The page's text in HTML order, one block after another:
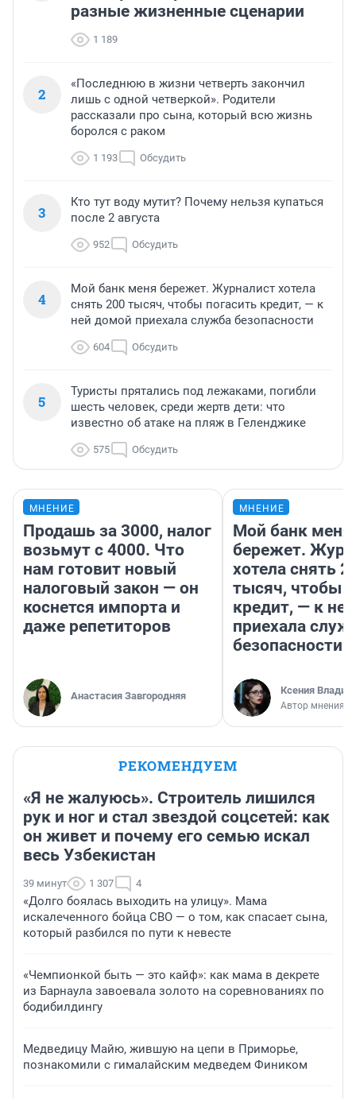
разные жизненные сценарии
1 189
2
«Последнюю в жизни четверть закончил
лишь с одной четверкой». Родители
рассказали про сына, который всю жизнь
боролся с раком
1 193 Обсудить
3
Кто тут воду мутит? Почему нельзя купаться
после 2 августа
952 Обсудить
4
Мой банк меня бережет. Журналист хотела
снять 200 тысяч, чтобы погасить кредит, — к
ней домой приехала служба безопасности
604 Обсудить
5
Туристы прятались под лежаками, погибли
шесть человек, среди жертв дети: что
известно об атаке на пляж в Геленджике
575 Обсудить
МНЕНИЕ
Продашь за 3000, налог
возьмут с 4000. Что
нам готовит новый
налоговый закон — он
коснется импорта и
даже репетиторов
Анастасия Завгородняя
МНЕНИЕ
Мой банк меня
бережет.
хотела снять
тысяч, чтобы
кредит, — к
приехала
безопасности
Ксения
Автор мнения
РЕКОМЕНДУЕМ
«Я не жалуюсь». Строитель лишился
рук и ног и стал звездой соцсетей: как
он живет и почему его семью искал
весь Узбекистан
39 минут 1 307 4
«Долго боялась выходить на улицу». Мама
искалеченного бойца СВО — о том, как спасает сына,
который разбился по пути к невесте
«Чемпионкой быть — это кайф»: как мама в декрете
из Барнаула завоевала золото на соревнованиях по
бодибилдингу
Медведицу Майю, жившую на цепи в Приморье,
познакомили с гималайским медведем Фиником